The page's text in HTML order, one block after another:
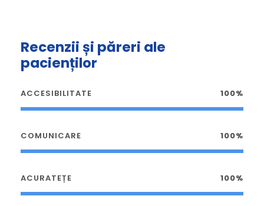
Recenzii și păreri ale
pacienților
ACCESIBILITATE 100%
COMUNICARE 100%
ACURATEȚE 100%